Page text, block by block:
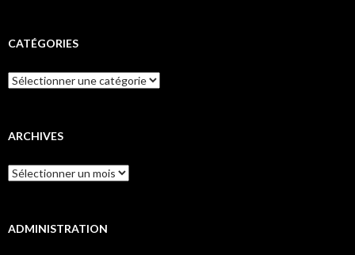
CATÉGORIES
Catégories
ARCHIVES
Archives
ADMINISTRATION